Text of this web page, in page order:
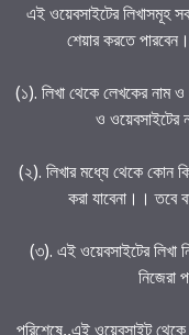
এই ওয়েবসাইটের লিখাসমূহ
শেয়ার করতে
(১). লিখা থেকে লেখকের নাম ও
ও ওয়েবসাইটের
(২). লিখার মধ্যে থেকে কোন
করা যাবেনা।। তবে
(৩). এই ওয়েবসাইটের লিখা
নিজেরা
পরিশেষে,,এই ওয়েবসাইট